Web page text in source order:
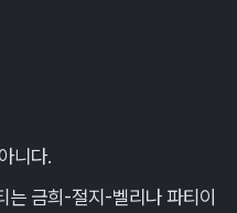
니다.
는 금희-절지-벨리나 파티이